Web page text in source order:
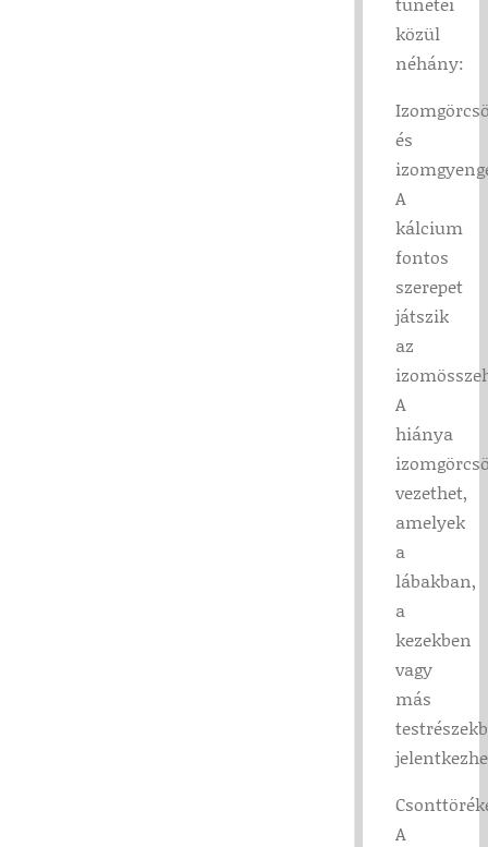
közül
néhány:
és
A
kálcium
fontos
szerepet
játszik
az
A
hiánya
vezethet,
amelyek
a
lábakban,
a
kezekben
vagy
más
A